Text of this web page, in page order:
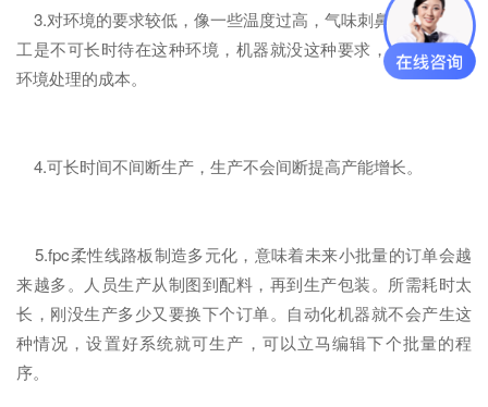
3.对环境的要求较低，像一些温度过高，气味刺鼻的环境中员
工是不可长时待在这种环境，机器就没这种要求，减少了，对
环境处理的成本。
4.可长时间不间断生产，生产不会间断提高产能增长。
5.fpc柔性线路板制造多元化，意味着未来小批量的订单会越
来越多。人员生产从制图到配料，再到生产包装。所需耗时太
长，刚没生产多少又要换下个订单。自动化机器就不会产生这
种情况，设置好系统就可生产，可以立马编辑下个批量的程
序。